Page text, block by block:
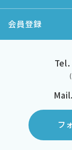
会員登録
Tel.
Mail.
フ